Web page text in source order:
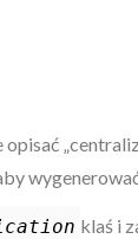
opisać
klaś i